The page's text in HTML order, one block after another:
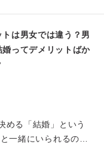
は男女では違う？男
ってデメリットばか
める「結婚」という
一緒にいられるのは